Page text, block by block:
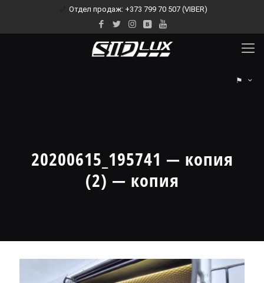
Отдел продаж: +373 799 70 507 (VIBER)
⚑
20200615_195741 — копия
(2) — копия